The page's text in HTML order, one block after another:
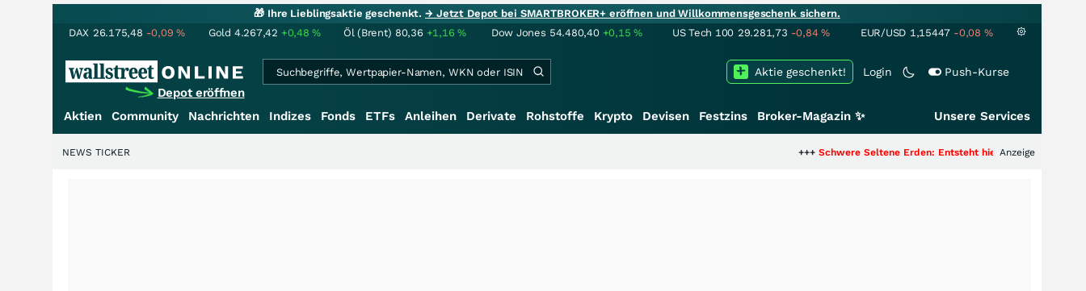
🎁 Ihre Lieblingsaktie geschenkt.→ Jetzt Depot bei SMARTBROKER+ eröffnen und Willkommensgeschenk sichern.
DAX 26.175,48 -0,09% Gold 4.267,42 +0,48% Öl (Brent) 80,36 +1,16% Dow Jones 54.480,40 +0,15% US Tech 100 29.281,73 -0,84% EUR/USD 1,15447 -0,08 %
Depot eröffnen
Login Push-Kurse
Aktie geschenkt!
Aktien Community Nachrichten Indizes Fonds ETFs Anleihen Derivate Rohstoffe Krypto Devisen Festzins Broker-Magazin ✨ Unsere Services
Schwere Seltene Erden: Entsteht hier die nächsteAnzeige
NEWS TICKER